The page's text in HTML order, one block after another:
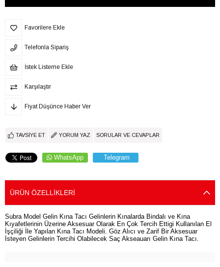
Favorilere Ekle
Telefonla Sipariş
İstek Listeme Ekle
Karşılaştır
Fiyat Düşünce Haber Ver
TAVSIYE ET YORUM YAZ SORULAR VE CEVAPLAR
WhatsApp Telegram
ÜRÜN ÖZELLIKLERI
Subra Model Gelin Kına Tacı Gelinlerin Kınalarda Bindalı ve Kına
Kıyafetlerinin Üzerine Aksesuar Olarak En Çok Tercih Ettigi Kullanılan El
İşçiliği İle Yapılan Kına Tacı Modeli. Göz Alıcı ve Zarif Bir Aksesuar
İsteyen Gelinlerin Tercihi Olabilecek Saç Akseauarı Gelin Kına Tacı.